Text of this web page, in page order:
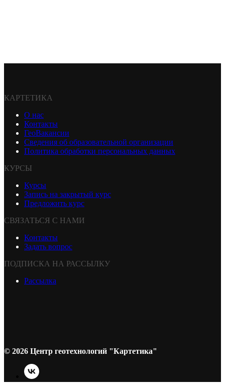
КАРТЕТИКА
О нас
Контакты
ГеоВакансии
Сведения об образовательной организации
Политика обработки персональных данных
КУРСЫ
Курсы
Запись на закрытый курс
Предложить курс
СВЯЗАТЬСЯ С НАМИ
Контакты
Задать вопрос
ПОДПИСКА НА РАССЫЛКУ
Рассылка
© 2026 Центр геотехнологий "Картетика"